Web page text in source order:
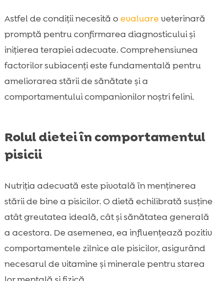
Astfel de condiții necesită o evaluare veterinară
promptă pentru confirmarea diagnosticului și
inițierea terapiei adecvate. Comprehensiunea
factorilor subiacenți este fundamentală pentru
ameliorarea stării de sănătate și a
comportamentului companionilor noștri felini.
Rolul dietei în comportamentul
pisicii
Nutriția adecvată este pivotală în menținerea
stării de bine a pisicilor. O dietă echilibrată susține
atât greutatea ideală, cât și sănătatea generală
a acestora. De asemenea, ea influențează pozitiv
comportamentele zilnice ale pisicilor, asigurând
necesarul de vitamine și minerale pentru starea